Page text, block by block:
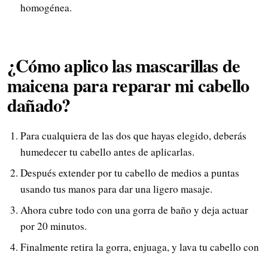
homogénea.
¿Cómo aplico las mascarillas de
maicena para reparar mi cabello
dañado?
Para cualquiera de las dos que hayas elegido, deberás
humedecer tu cabello antes de aplicarlas.
Después extender por tu cabello de medios a puntas
usando tus manos para dar una ligero masaje.
Ahora cubre todo con una gorra de baño y deja actuar
por 20 minutos.
Finalmente retira la gorra, enjuaga, y lava tu cabello con